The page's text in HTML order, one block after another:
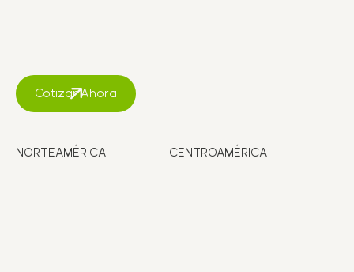
Cotizar Ahora
NORTEAMÉRICA CENTROAMÉRICA